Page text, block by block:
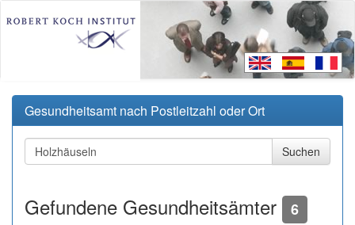
Gesundheitsamt nach Postleitzahl oder Ort
Gefundene Gesundheitsämter 6